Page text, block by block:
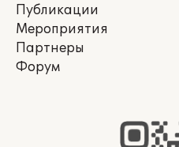
Публикации
Мероприятия
Партнеры
Форум